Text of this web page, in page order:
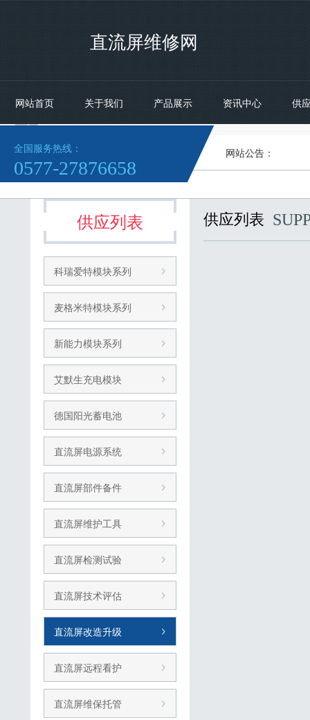
直流屏维修网
网站首页 关于我们 产品展示 资讯中心 供

全国服务热线：
0577-27876658
网站公告：
供应列表
科瑞爱特模块系列
麦格米特模块系列
新能力模块系列
艾默生充电模块
德国阳光蓄电池
直流屏电源系统
直流屏部件备件
直流屏维护工具
直流屏检测试验
直流屏技术评估
直流屏改造升级
直流屏远程看护
直流屏维保托管
供应列表